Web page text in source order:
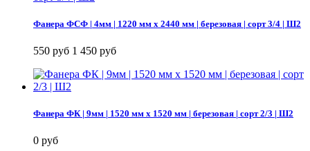
Фанера ФСФ | 4мм | 1220 мм х 2440 мм | березовая | сорт 3/4 | Ш2
550 руб 1 450 руб
Фанера ФК | 9мм | 1520 мм х 1520 мм | березовая | сорт 2/3 | Ш2
0 руб